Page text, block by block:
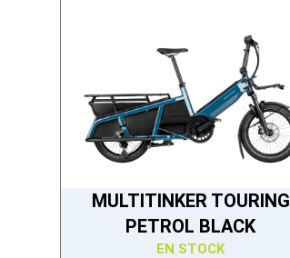
MULTITINKER TOURING
PETROL BLACK
EN STOCK